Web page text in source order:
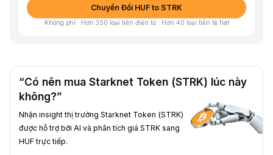
Chuyển Đổi HUF to STRK
Không phí · Hơn 350 loại tiền điện tử · Hơn 40 loại tiền tệ fiat
“Có nên mua Starknet Token (STRK) lúc này
không?”
Nhận insight thị trường Starknet Token (STRK)
được hỗ trợ bởi AI và phân tích giá STRK sang
HUF trực tiếp.